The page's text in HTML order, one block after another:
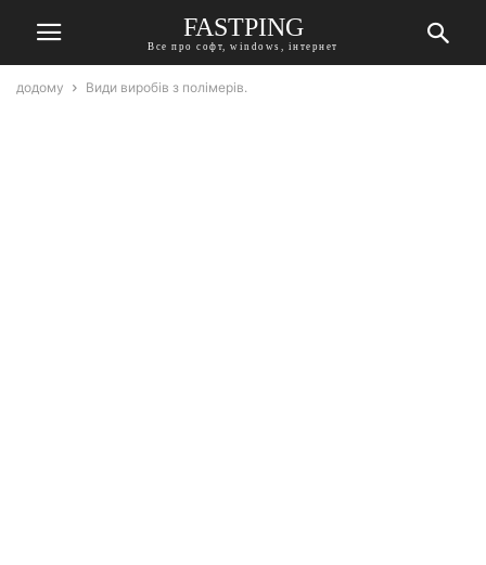
FASTPING
Все про софт, windows, інтернет
додому Види виробів з полімерів.